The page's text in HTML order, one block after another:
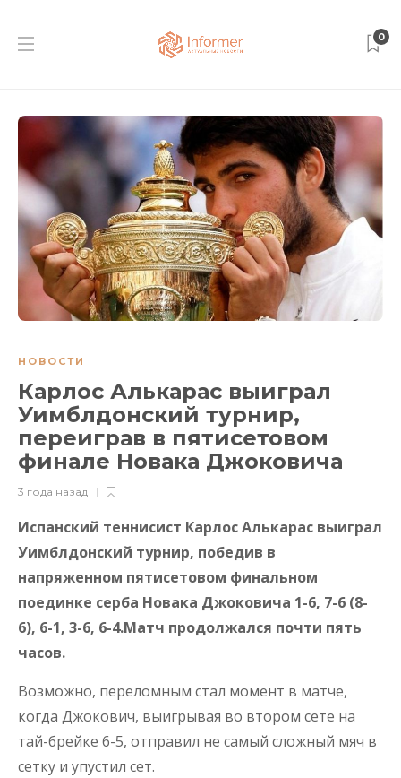
0
НОВОСТИ
Карлос Алькарас выиграл
Уимблдонский турнир,
переиграв в пятисетовом
финале Новака Джоковича
3 года назад
Испанский теннисист Карлос Алькарас выиграл
Уимблдонский турнир, победив в
напряженном пятисетовом финальном
поединке серба Новака Джоковича 1-6, 7-6 (8-
6), 6-1, 3-6, 6-4.Матч продолжался почти пять
часов.
Возможно, переломным стал момент в матче,
когда Джокович, выигрывая во втором сете на
тай-брейке 6-5, отправил не самый сложный мяч в
сетку и упустил сет.